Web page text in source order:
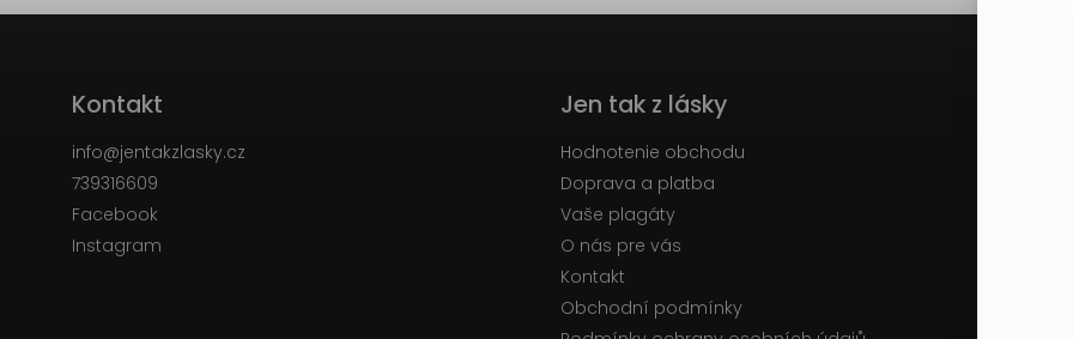
Kontakt
info@jentakzlasky.cz
739316609
Facebook
Instagram
Jen tak z lásky
Hodnotenie obchodu
Doprava a platba
Vaše plagáty
O nás pre vás
Kontakt
Obchodní podmínky